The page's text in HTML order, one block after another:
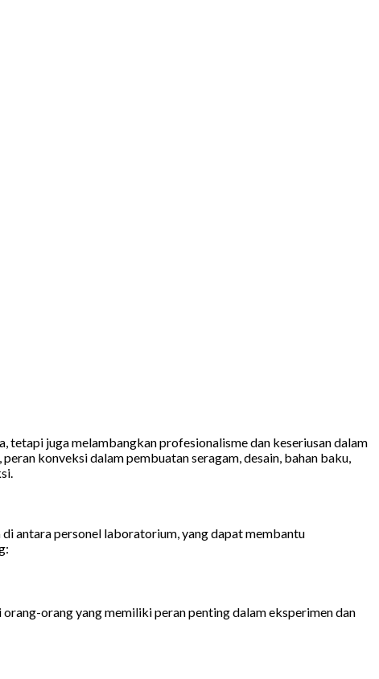
juga melambangkan profesionalisme dan keseriusan dalam
konveksi dalam pembuatan seragam, desain, bahan baku,
antara personel laboratorium, yang dapat membantu
orang yang memiliki peran penting dalam eksperimen dan